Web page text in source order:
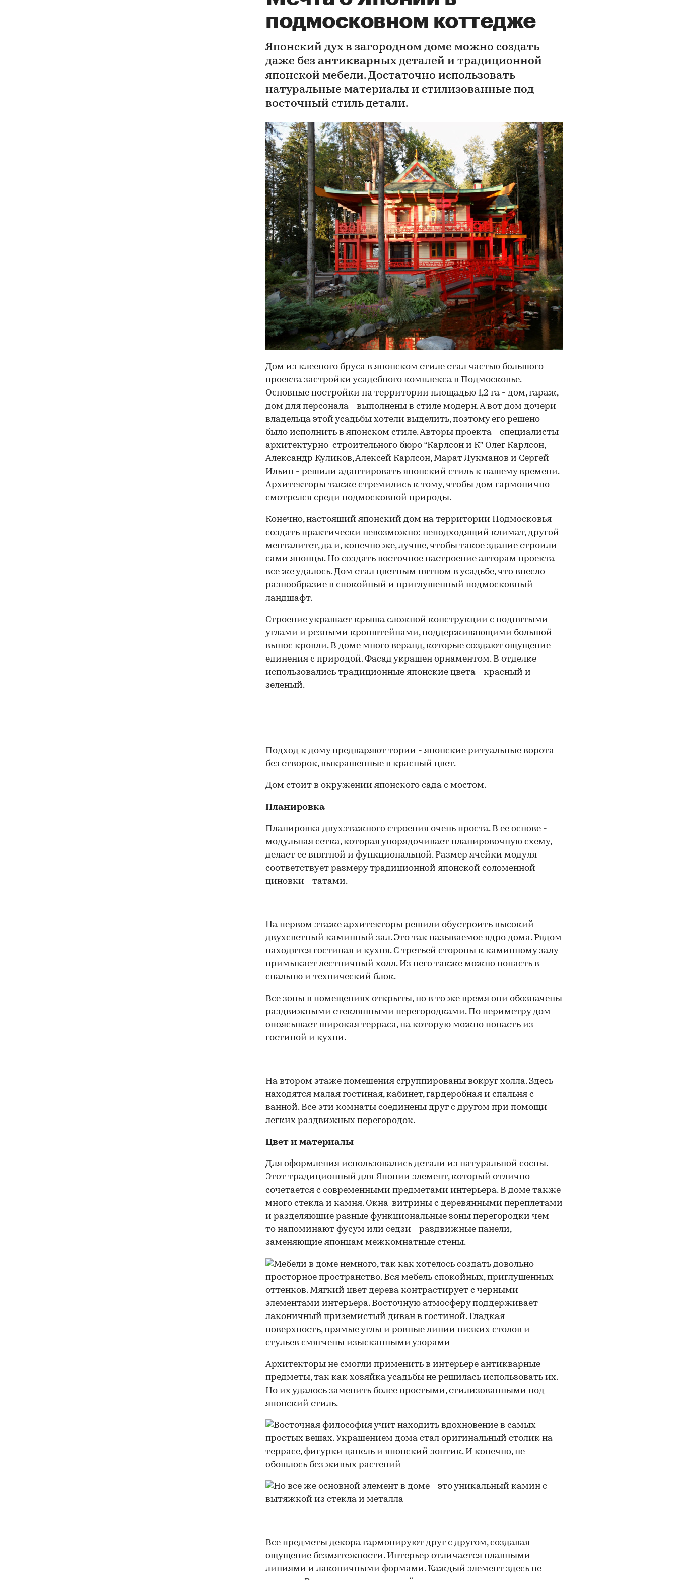
подмосковном коттедже
Японский дух в загородном доме можно создать
даже без антикварных деталей и традиционной
японской мебели. Достаточно использовать
натуральные материалы и стилизованные под
восточный стиль детали.
Дом из клееного бруса в японском стиле стал частью большого
проекта застройки усадебного комплекса в Подмосковье.
Основные постройки на территории площадью 1,2 га - дом, гараж,
дом для персонала - выполнены в стиле модерн. А вот дом дочери
владельца этой усадьбы хотели выделить, поэтому его решено
было исполнить в японском стиле. Авторы проекта - специалисты
архитектурно-строительного бюро “Карлсон и К” Олег Карлсон,
Александр Куликов, Алексей Карлсон, Марат Лукманов и Сергей
Ильин - решили адаптировать японский стиль к нашему времени.
Архитекторы также стремились к тому, чтобы дом гармонично
смотрелся среди подмосковной природы.
Конечно, настоящий японский дом на территории Подмосковья
создать практически невозможно: неподходящий климат, другой
менталитет, да и, конечно же, лучше, чтобы такое здание строили
сами японцы. Но создать восточное настроение авторам проекта
все же удалось. Дом стал цветным пятном в усадьбе, что внесло
разнообразие в спокойный и приглушенный подмосковный
ландшафт.
Строение украшает крыша сложной конструкции с поднятыми
углами и резными кронштейнами, поддерживающими большой
вынос кровли. В доме много веранд, которые создают ощущение
единения с природой. Фасад украшен орнаментом. В отделке
использовались традиционные японские цвета - красный и
зеленый.
Подход к дому предваряют тории - японские ритуальные ворота
без створок, выкрашенные в красный цвет.
Дом стоит в окружении японского сада с мостом.
Планировка
Планировка двухэтажного строения очень проста. В ее основе -
модульная сетка, которая упорядочивает планировочную схему,
делает ее внятной и функциональной. Размер ячейки модуля
соответствует размеру традиционной японской соломенной
циновки - татами.
На первом этаже архитекторы решили обустроить высокий
двухсветный каминный зал. Это так называемое ядро дома. Рядом
находятся гостиная и кухня. С третьей стороны к каминному залу
примыкает лестничный холл. Из него также можно попасть в
спальню и технический блок.
Все зоны в помещениях открыты, но в то же время они обозначены
раздвижными стеклянными перегородками. По периметру дом
опоясывает широкая терраса, на которую можно попасть из
гостиной и кухни.
На втором этаже помещения сгруппированы вокруг холла. Здесь
находятся малая гостиная, кабинет, гардеробная и спальня с
ванной. Все эти комнаты соединены друг с другом при помощи
легких раздвижных перегородок.
Цвет и материалы
Для оформления использовались детали из натуральной сосны.
Этот традиционный для Японии элемент, который отлично
сочетается с современными предметами интерьера. В доме также
много стекла и камня. Окна-витрины с деревянными переплетами
и разделяющие разные функциональные зоны перегородки чем-
то напоминают фусум или седзи - раздвижные панели,
заменяющие японцам межкомнатные стены.
Архитекторы не смогли применить в интерьере антикварные
предметы, так как хозяйка усадьбы не решилась использовать их.
Но их удалось заменить более простыми, стилизованными под
японский стиль.
Все предметы декора гармонируют друг с другом, создавая
ощущение безмятежности. Интерьер отличается плавными
линиями и лаконичными формами. Каждый элемент здесь не